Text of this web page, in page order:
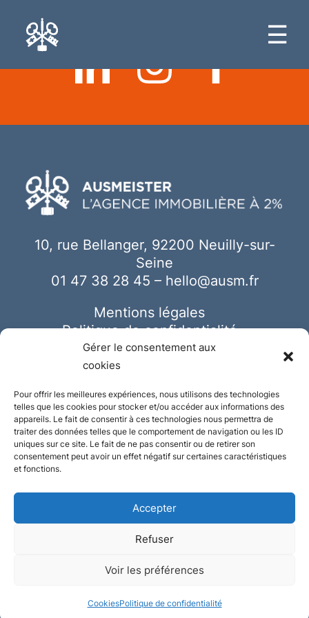
Gérer le consentement aux
cookies
Pour offrir les meilleures expériences, nous utilisons des technologies
telles que les cookies pour stocker et/ou accéder aux informations des
appareils. Le fait de consentir à ces technologies nous permettra de
traiter des données telles que le comportement de navigation ou les ID
uniques sur ce site. Le fait de ne pas consentir ou de retirer son
consentement peut avoir un effet négatif sur certaines caractéristiques
et fonctions.
Accepter
Refuser
Voir les préférences
CookiesPolitique de confidentialité
☰
10, rue Bellanger, 92200 Neuilly-sur-
Seine
01 47 38 28 45 – hello@ausm.fr
Mentions légales
Politique de confidentialité
Cookies
Conception et réalisation :Plate